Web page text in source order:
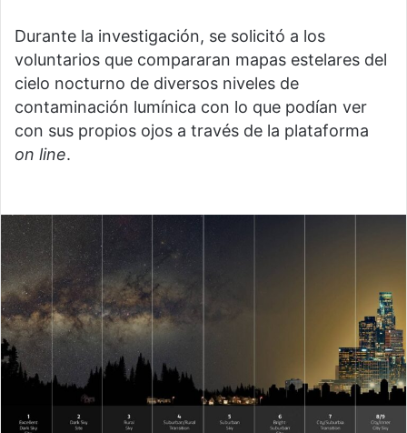
Durante la investigación, se solicitó a los
voluntarios que compararan mapas estelares del
cielo nocturno de diversos niveles de
contaminación lumínica con lo que podían ver
con sus propios ojos a través de la plataforma
on line.